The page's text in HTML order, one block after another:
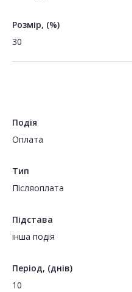
Розмір, (%)
30
Подія
Оплата
Тип
Пiсляоплата
Підстава
інша подія
Період, (днів)
10